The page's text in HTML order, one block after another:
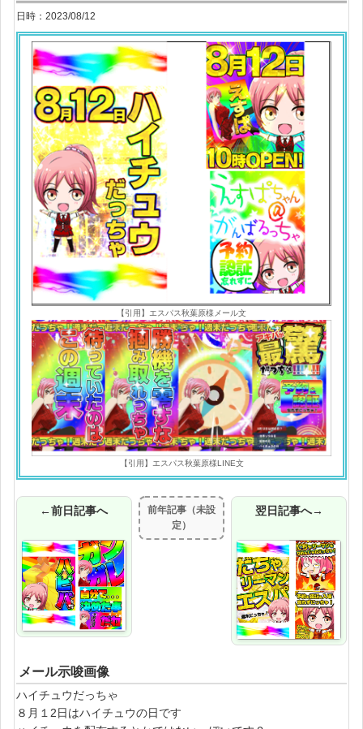
日時：2023/08/12
【引用】エスパス秋葉原様メール文
【引用】エスパス秋葉原様LINE文
←前日記事へ
前年記事（未設
定）
翌日記事へ→
メール示唆画像
ハイチュウだっちゃ
８月１2日はハイチュウの日です